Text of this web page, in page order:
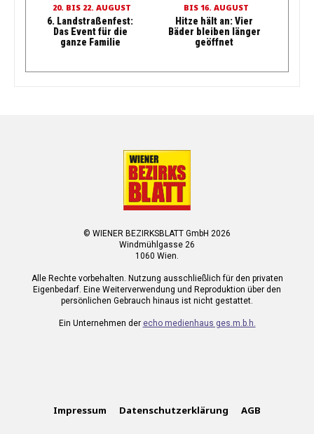
20. BIS 22. AUGUST
6. Landstraßenfest:
Das Event für die
ganze Familie
BIS 16. AUGUST
Hitze hält an: Vier
Bäder bleiben länger
geöffnet
© WIENER BEZIRKSBLATT GmbH 2026
Windmühlgasse 26
1060 Wien.
Alle Rechte vorbehalten. Nutzung ausschließlich für den privaten
Eigenbedarf. Eine Weiterverwendung und Reproduktion über den
persönlichen Gebrauch hinaus ist nicht gestattet.
Ein Unternehmen der echo medienhaus ges.m.b.h.
Impressum Datenschutzerklärung AGB